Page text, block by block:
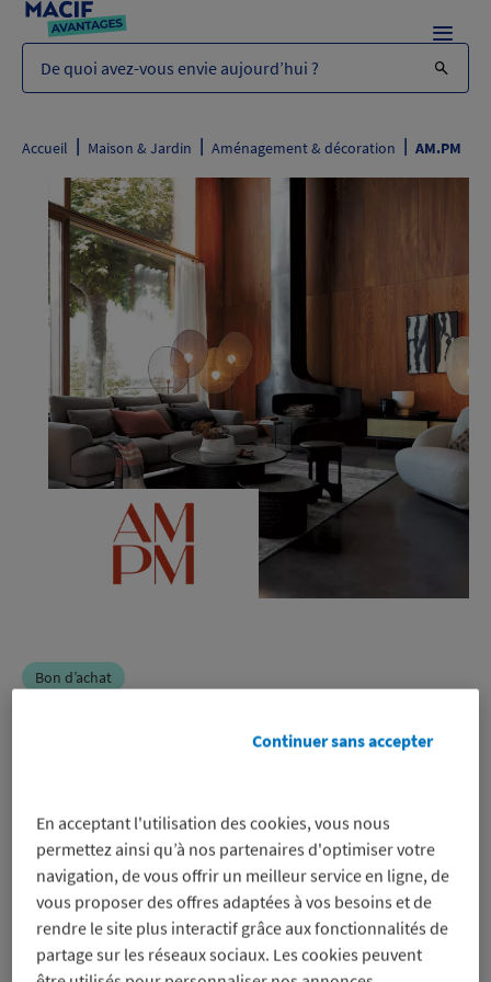
De quoi avez-vous envie aujourd’hui ?
Menu
Accueil | Maison & Jardin | Aménagement & décoration | AM.PM
Bon d’achat
-5%
sur un bon d’achat pour régler en
ligne uniquement, même sur les
promos
Voir les conditions
Profitez-en
En acceptant l'utilisation des cookies, vous nous
permettez ainsi qu’à nos partenaires d'optimiser votre
navigation, de vous offrir un meilleur service en ligne, de
vous proposer des offres adaptées à vos besoins et de
rendre le site plus interactif grâce aux fonctionnalités de
partage sur les réseaux sociaux. Les cookies peuvent
Continuer sans accepter